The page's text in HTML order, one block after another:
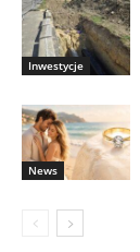
Inwestycje
News